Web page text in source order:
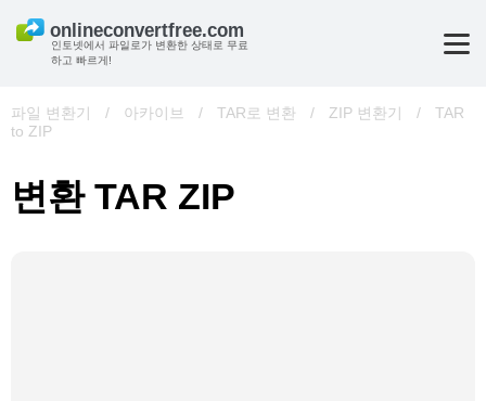
인토넷에서 파일로가 변환한 상태로 무료
하고 빠르게!
파일 변환기 / 아카이브 / TAR로 변환 / ZIP 변환기 /
TAR
to ZIP
변환 TAR ZIP